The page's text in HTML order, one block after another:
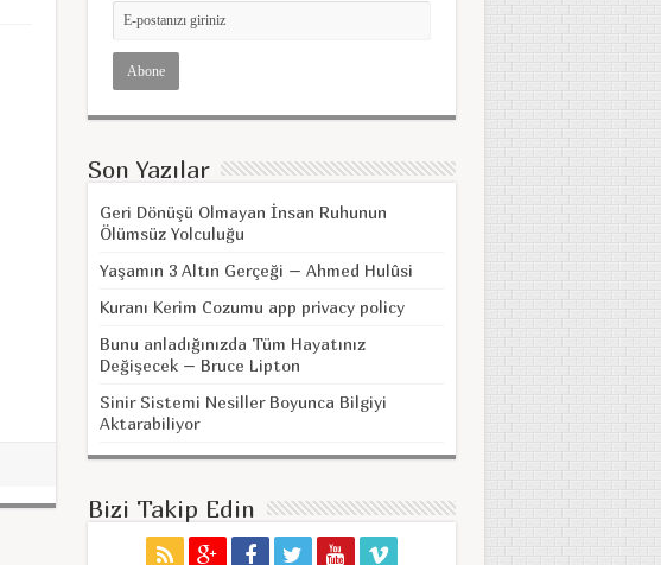
Son Yazılar
Geri Dönüşü Olmayan İnsan Ruhunun
Ölümsüz Yolculuğu
Yaşamın 3 Altın Gerçeği – Ahmed Hulûsi
Kuranı Kerim Cozumu app privacy policy
Bunu anladığınızda Tüm Hayatınız
Değişecek – Bruce Lipton
Sinir Sistemi Nesiller Boyunca Bilgiyi
Aktarabiliyor
Bizi Takip Edin